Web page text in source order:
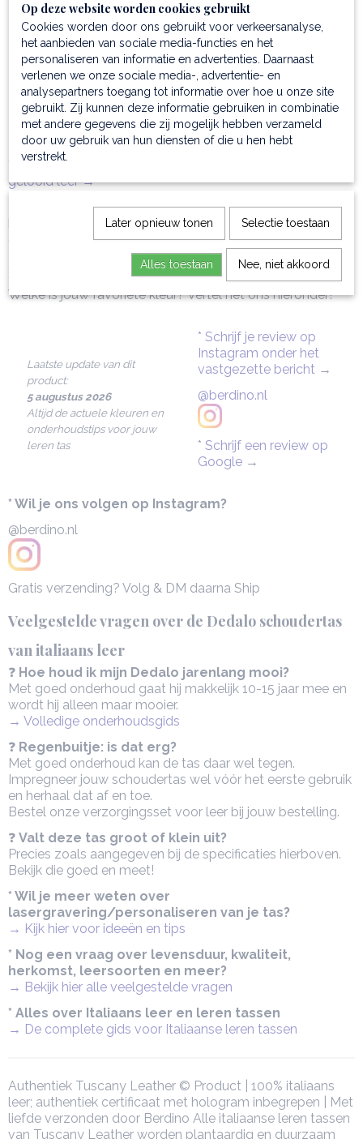
minimale lengte 70 cm)
Luxe afwerking:goudkleurige hardware
Sluiting:ritssluiting
Inclusief stofzak:voor veilige opslag en bescherming
Prachtig verouderend: ontwikkelt mettertijd een mooi
patina en gaat zelfs bij minimaal onderhoud heel lang
mee
* Ontdek alle schoudertassen van italiaans ambachtelijk
gelooid leer →
Bestel nu deze weefprint volnerf leren schoudertas, die
beschikbaar is in mooie eigentijdse kleuren en geniet van
een unieke textuur die jaren meegaat.
Pure italiaanse exclusiviteit gegarandeerd!
Welke is jouw favoriete kleur? Vertel het ons hieronder!
Laatste update van dit
product:
5 augustus 2026
Altijd de actuele kleuren en
onderhoudstips voor jouw
leren tas
* Schrijf je review op
Instagram onder het
vastgezette bericht →
@berdino.nl
* Schrijf een review op
Google →
* Wil je ons volgen op Instagram?
@berdino.nl
Gratis verzending? Volg & DM daarna Ship
Veelgestelde vragen over de Dedalo schoudertas
van italiaans leer
❓ Hoe houd ik mijn Dedalo jarenlang mooi?
Met goed onderhoud gaat hij makkelijk 10-15 jaar mee en
wordt hij alleen maar mooier.
→ Volledige onderhoudsgids
❓ Regenbuitje: is dat erg?
Met goed onderhoud kan de tas daar wel tegen.
Impregneer jouw schoudertas wel vóór het eerste gebruik
en herhaal dat af en toe.
Bestel onze verzorgingsset voor leer bij jouw bestelling.
❓ Valt deze tas groot of klein uit?
Precies zoals aangegeven bij de specificaties hierboven.
Bekijk die goed en meet!
* Wil je meer weten over
lasergravering/personaliseren van je tas?
→ Kijk hier voor ideeën en tips
* Nog een vraag over levensduur, kwaliteit,
herkomst, leersoorten en meer?
→ Bekijk hier alle veelgestelde vragen
* Alles over Italiaans leer en leren tassen
→ De complete gids voor Italiaanse leren tassen
Authentiek Tuscany Leather © Product | 100% italiaans
leer; authentiek certificaat met hologram inbegrepen | Met
liefde verzonden door Berdino Alle italiaanse leren tassen
van Tuscany Leather worden plantaardig en duurzaam
Op deze website worden cookies gebruikt
Cookies worden door ons gebruikt voor verkeersanalyse,
het aanbieden van sociale media-functies en het
personaliseren van informatie en advertenties. Daarnaast
verlenen we onze sociale media-, advertentie- en
analysepartners toegang tot informatie over hoe u onze site
gebruikt. Zij kunnen deze informatie gebruiken in combinatie
met andere gegevens die zij mogelijk hebben verzameld
door uw gebruik van hun diensten of die u hen hebt
verstrekt.
Later opnieuw tonen Selectie toestaan
Alles toestaan Nee, niet akkoord